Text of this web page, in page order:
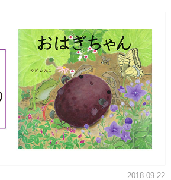
2018.09.22